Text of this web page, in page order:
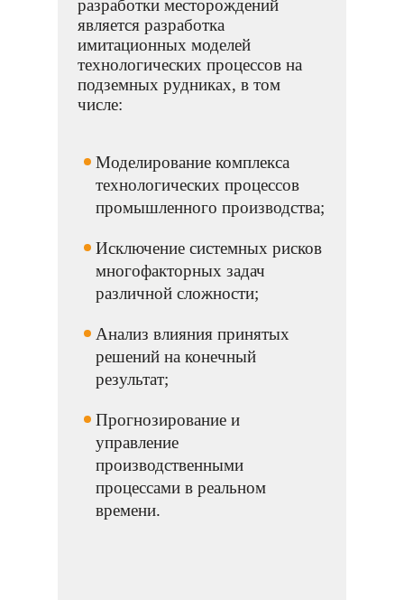
разработки месторождений
является разработка
имитационных моделей
технологических процессов на
подземных рудниках, в том
числе:
Моделирование комплекса
технологических процессов
промышленного производства;
Исключение системных рисков
многофакторных задач
различной сложности;
Анализ влияния принятых
решений на конечный
результат;
Прогнозирование и
управление
производственными
процессами в реальном
времени.